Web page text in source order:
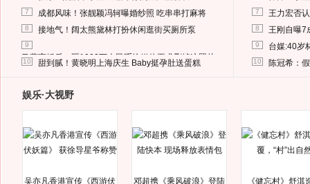
7 成都风味！张靓颖冯轲曝婚纱照 吃串串打麻将
8 接地气！阔太熊黛林打扮休闲逛街买厕所泵
9
马蓉离婚后，砸1000万人民币给媒体要求删掉这照片
10 甜到腻！黄晓明上海庆生 Baby挺孕肚送蛋糕
7 王力宏否
8 王刚自曝7
9 台媒:40岁
10 陈冠希：
娱乐·大视野
吴亦凡香港宣传《西游伏
邓超携《乘风破浪》登陆
《健忘村》舒淇